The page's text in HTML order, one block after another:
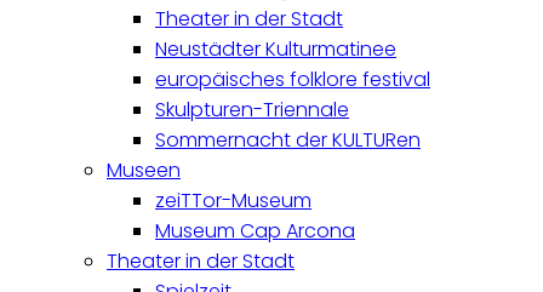
Theater in der Stadt
Neustädter Kulturmatinee
europäisches folklore festival
Skulpturen-Triennale
Sommernacht der KULTURen
Museen
zeiTTor-Museum
Museum Cap Arcona
Theater in der Stadt